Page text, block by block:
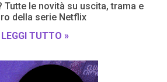
Tutte le novità su uscita, trama e
della serie Netflix
LEGGI TUTTO »